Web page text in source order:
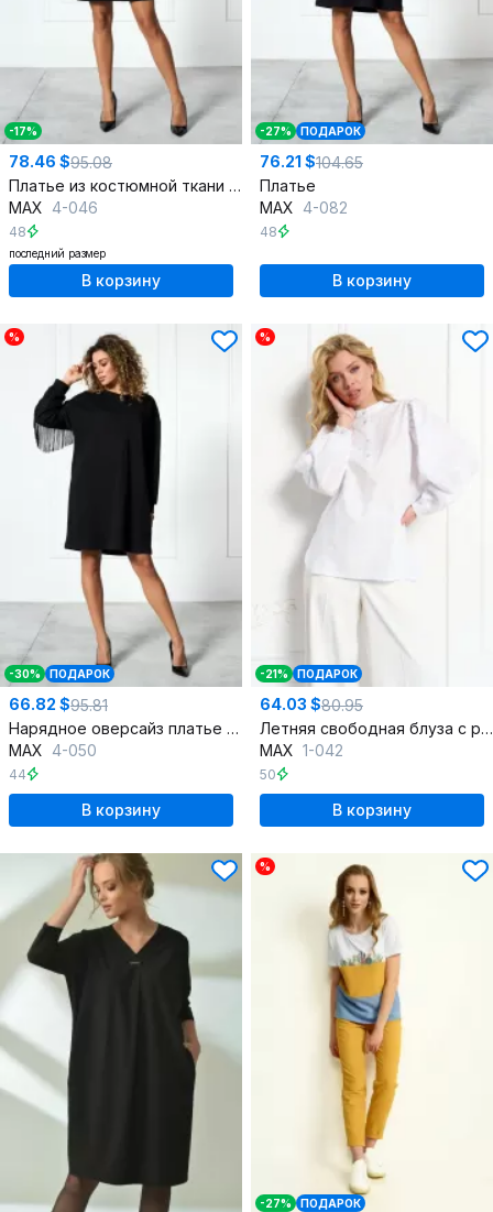
-17%
78.46 $95.08
Платье из костюмной ткани с накладными карманами
MAX 4-046
48
последний размер
В корзину
-27% ПОДАРОК
76.21 $104.65
Платье
MAX 4-082
48
В корзину
%
-30% ПОДАРОК
66.82 $95.81
Нарядное оверсайз платье из трикотажной ткани
MAX 4-050
44
В корзину
%
-21% ПОДАРОК
64.03 $80.95
Летняя свободная блуза с рельефами из хлопка
MAX 1-042
50
В корзину
%
-27% ПОДАРОК